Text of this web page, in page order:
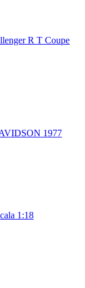
R T Coupe
1977
1:18